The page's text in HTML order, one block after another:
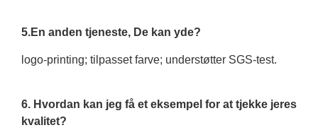
5.En anden tjeneste, De kan yde?
logo-printing; tilpasset farve; understøtter SGS-test.
6. Hvordan kan jeg få et eksempel for at tjekke jeres
kvalitet?